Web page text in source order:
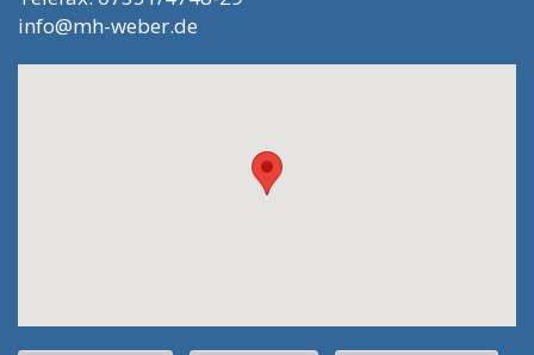
info@mh-weber.de